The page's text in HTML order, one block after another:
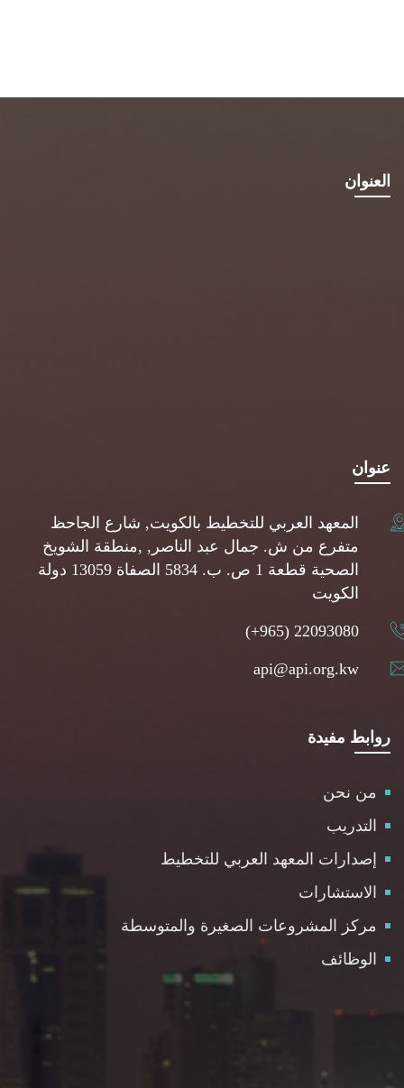
العنوان
عنوان
المعهد العربي للتخطيط بالكويت, شارع الجاحظ
متفرع من ش. جمال عبد الناصر, ,منطقة الشويخ
الصحية قطعة 1 ص. ب. 5834 الصفاة 13059 دولة
الكويت
(+965) 22093080
api@api.org.kw
روابط مفيدة
من نحن
التدريب
إصدارات المعهد العربي للتخطيط
الاستشارات
مركز المشروعات الصغيرة والمتوسطة
الوظائف